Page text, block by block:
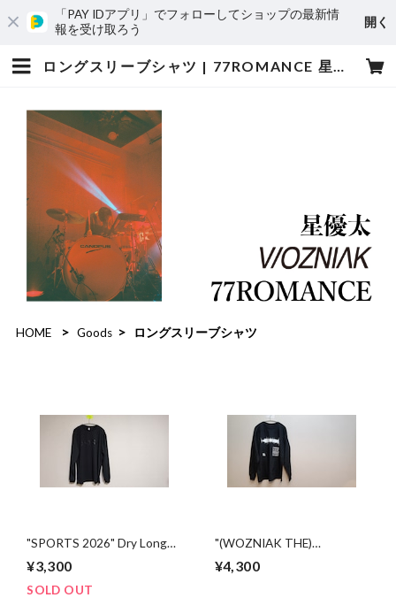
「PAY IDアプリ」でフォローしてショップの最新情
報を受け取ろう
開く
ロングスリーブシャツ | 77ROMANCE 星優太 WOZNIAK
HOME Goods ロングスリーブシャツ
"SPORTS 2026" Dry Long
Sleeve T-Shirt
¥3,300
SOLD OUT
"(WOZNIAK THE)
GATHERING" Long Sleeve
T-Shirt
¥4,300